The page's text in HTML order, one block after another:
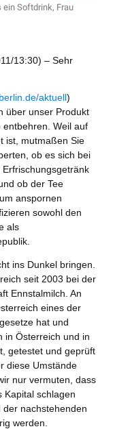
Softdrink, Frau
13:30) – Sehr
aktuell)
über unser Produkt
entbehren. Weil auf
ist, mutmaßen Sie
ob es sich bei
ob der Tee
anspornen
sowohl den
als
ins Dunkel bringen.
seit 2003 bei der
Ennstalmilch. An
eines der
hat und
in Österreich und in
getestet und geprüft
diese Umstände
nur vermuten, dass
Kapital schlagen
nachstehenden
werden.